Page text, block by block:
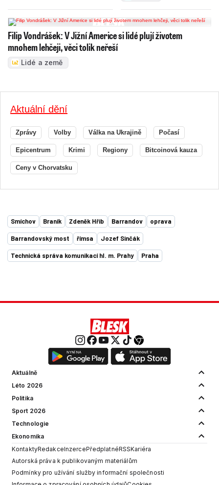
Filip Vondrášek: V Jižní Americe si lidé plují životem
mnohem lehčeji, věci tolik neřeší
Lidé a země
Aktuální dění
Zprávy Volby Válka na Ukrajině Počasí
Epicentrum Krimi Regiony Bitcoinová kauza
Ceny v Chorvatsku
Smíchov Braník Zdeněk Hřib Barrandov oprava
Barrandovský most římsa Jozef Sinčák
Technická správa komunikací hl. m. Prahy Praha
Aktuálně
Léto 2026
Politika
Sport 2026
Technologie
Ekonomika
KontaktyRedakceInzercePředplatnéRSSKariéra
Autorská práva k publikovaným materiálům
Podmínky pro užívání služby informační společnosti